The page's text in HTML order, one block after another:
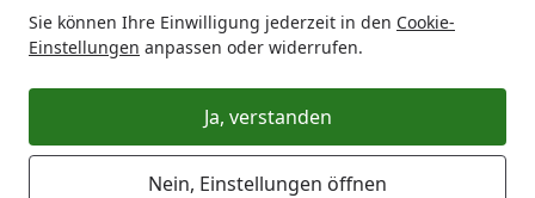
Sie können Ihre Einwilligung jederzeit in den Cookie-
Einstellungen anpassen oder widerrufen.
Ja, verstanden
Nein, Einstellungen öffnen
sind es leider nicht. Aufgrund großer Nachfrage kann es
vereinzelt dazu kommen, dass einzelne Artikel leider
Es kann vorkommen, dass ein aktuell ausverkaufter
Artikel wieder in das Angebot aufgenommen wird.